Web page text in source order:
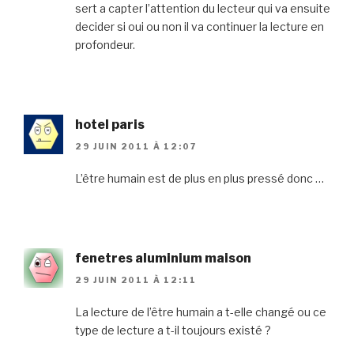
sert a capter l’attention du lecteur qui va ensuite
decider si oui ou non il va continuer la lecture en
profondeur.
hotel paris
29 JUIN 2011 À 12:07
L’être humain est de plus en plus pressé donc …
fenetres aluminium maison
29 JUIN 2011 À 12:11
La lecture de l’être humain a t-elle changé ou ce
type de lecture a t-il toujours existé ?